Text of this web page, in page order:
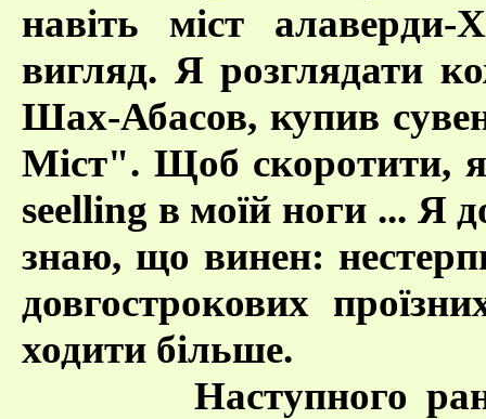
навіть міст
вигляд. Я розглядати
Шах-Абасов, купив
Міст". Щоб скоротити,
seelling в моїй ноги ... Я
знаю, що винен:
довгострокових
ходити більше.
Наступного ранку